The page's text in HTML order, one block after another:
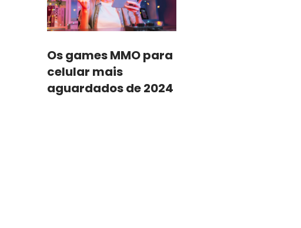
Os games MMO para
celular mais
aguardados de 2024